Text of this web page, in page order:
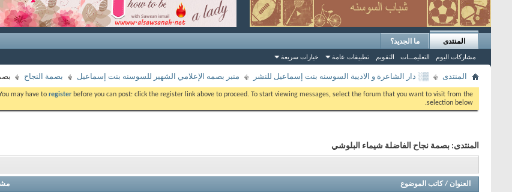
المنتدى
مشاركات اليوم التعليمـــات التقويم تطبيقات عامة خيارات سريعة
ما الجديد؟
المنتدى ▒░ دار الشاعرة و الاديبة السوسنه بنت إسماعيل للنشر منبر بصمه الإعلامي الشهير للسوسنه بنت إسماعيل بصمة النجاح
may have to register before you can post: click the register link above to proceed. To start viewing messages, select the forum that you want to visit from the
selection below.
المنتدى: بصمة نجاح الفاضلة شيماء البلوشي
العنوان / كاتب الموضوع